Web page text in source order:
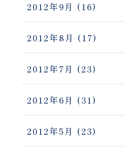
2012年9月 (16)
2012年8月 (17)
2012年7月 (23)
2012年6月 (31)
2012年5月 (23)